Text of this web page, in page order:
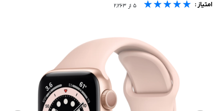
آیفون
اپل واچ
لوازم جانبی
امتیاز : ★★★★★
★★★★★
★★★★★ ۵ از ۲٬۲۶۳